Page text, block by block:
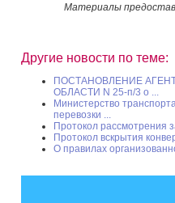
Материалы
Другие новости по теме:
ПОСТАНОВЛЕНИЕ
ОБЛАСТИ N 25-п/3 о ...
Министерство
перевозки ...
Протокол рассмотрения
Протокол вскрытия
О правилах